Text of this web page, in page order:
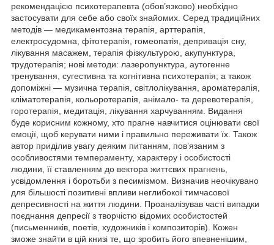
рекомендацією психотерапевта (обов’язково) необхідно
застосувати для себе або своїх знайомих. Серед традиційних
методів — медикаментозна терапія, арттерапія,
електросудомна, фітотерапія, гомеопатія, депривація сну,
лікування масажем, терапія фізкультурою, акупунктура,
трудотерапія; нові методи: лазеропунктура, аутогенне
тренування, сугестивна та когнітивна психотерапія; а також
допоміжні — музична терапія, світлолікування, ароматерапія,
кліматотерапія, кольоротерапія, анімало- та деревотерапія,
горотерапія, медитація, лікування харчуванням. Видання
буде корисним кожному, хто прагне навчитися оцінювати свої
емоції, щоб керувати ними і правильно переживати їх. Також
автор приділив увагу деяким питанням, пов’язаним з
особливостями темпераменту, характеру і особистості
людини, її ставленням до вектора життєвих прагнень,
усвідомлення і боротьби з песимізмом. Визначив неочікувано
для більшості позитивні впливи неглибокої тимчасової
депресивності на життя людини. Проаналізував часті випадки
поєднання депресії з творчістю відомих особистостей
(письменників, поетів, художників і композиторів). Кожен
зможе знайти в цій книзі те, що зробить його впевненішим,